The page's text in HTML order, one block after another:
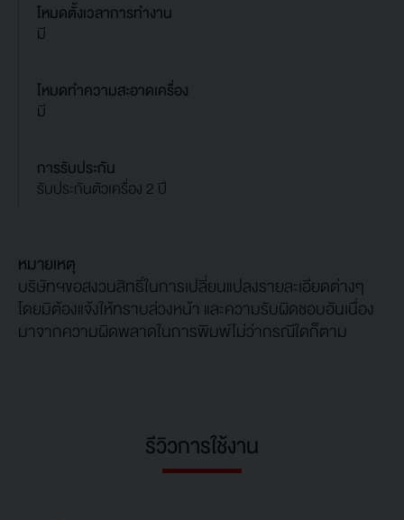
โหมดตั้งเวลาการทำงาน
มี
โหมดทำความสะอาดเครื่อง
มี
การรับประกัน
รับประกันตัวเครื่อง 2 ปี
หมายเหตุ
บริษัทฯขอสงวนสิทธิ์ในการเปลี่ยนแปลงรายละเอียดต่างๆ
โดยมิต้องแจ้งให้ทราบล่วงหน้า และความรับผิดชอบอันเนื่อง
มาจากความผิดพลาดในการพิมพ์ไม่ว่ากรณีใดก็ตาม
รีวิวการใช้งาน